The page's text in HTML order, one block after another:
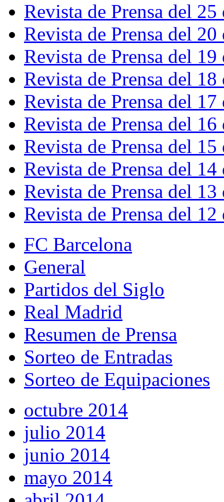
Revista de Prensa del
Revista de Prensa del
Revista de Prensa del
Revista de Prensa del
Revista de Prensa del
Revista de Prensa del
Revista de Prensa del
Revista de Prensa del
Revista de Prensa del
Revista de Prensa del
FC Barcelona
General
Partidos del Siglo
Real Madrid
Resumen de Prensa
Sorteo de Entradas
Sorteo de Equipaciones
octubre 2014
julio 2014
junio 2014
mayo 2014